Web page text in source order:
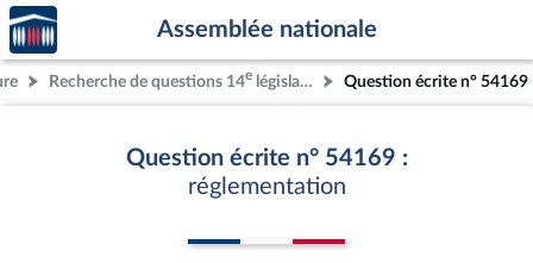
Aller au contenu
Aller en bas de la page
Accèder
à la
page
d'accueil
Assemblée nationale
Recherche de questions 14e législature Question écrite n° 54169
Question écrite n° 54169 :
réglementation